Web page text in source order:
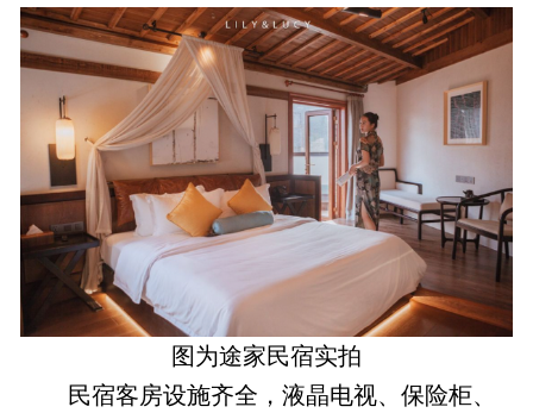
图为途家民宿实拍
民宿客房设施齐全，液晶电视、保险柜、